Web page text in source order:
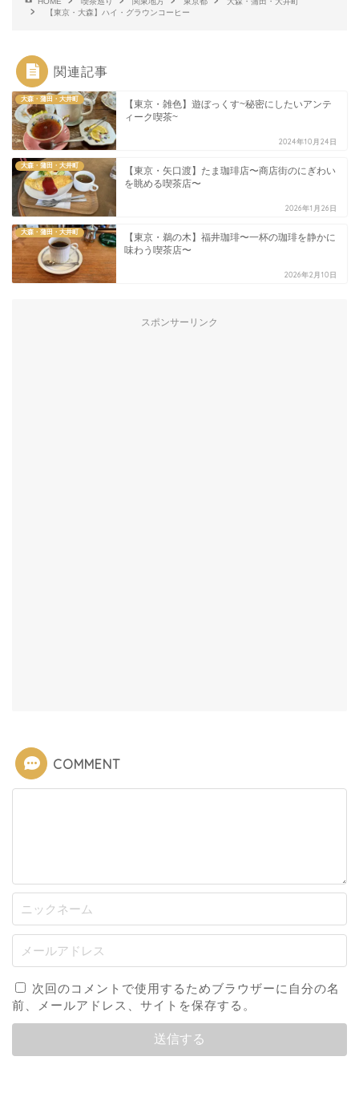
【東京・大森】ハイ・グラウンコーヒー
関連記事
大森・蒲田・大井町
【東京・雑色】遊ぼっくす~秘密にしたいアンテ
ィーク喫茶~
2024年10月24日
大森・蒲田・大井町
【東京・矢口渡】たま珈琲店〜商店街のにぎわい
を眺める喫茶店〜
2026年1月26日
大森・蒲田・大井町
【東京・鵜の木】福井珈琲〜一杯の珈琲を静かに
味わう喫茶店〜
2026年2月10日
スポンサーリンク
COMMENT
次回のコメントで使用するためブラウザーに自分の名
前、メールアドレス、サイトを保存する。